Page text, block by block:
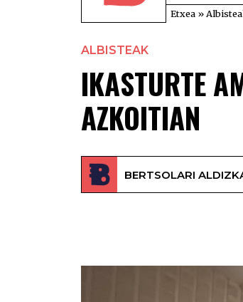
Etxea »
ALBISTEAK
IKASTURTE
AZKOITIAN
BERTSOLARI